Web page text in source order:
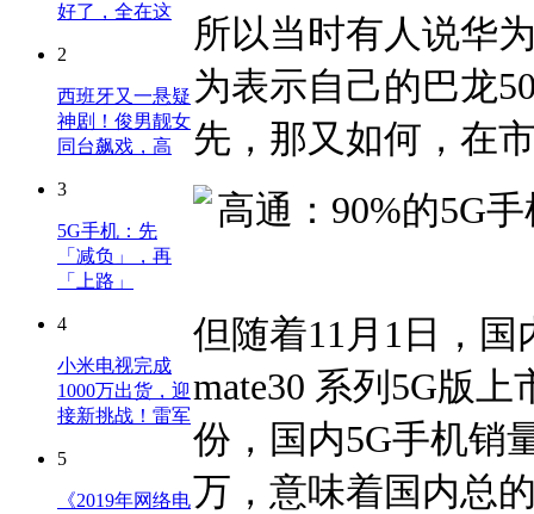
所以当时有人说华
为表示自己的巴龙
先，那又如何，在
但随着11月1日，
mate30 系列5G版
份，国内5G手机销
万，意味着国内总
好了，全在这
2
西班牙又一悬疑
神剧！俊男靓女
同台飙戏，高
3
5G手机：先
「减负」，再
「上路」
4
小米电视完成
1000万出货，迎
接新挑战！雷军
5
《2019年网络电